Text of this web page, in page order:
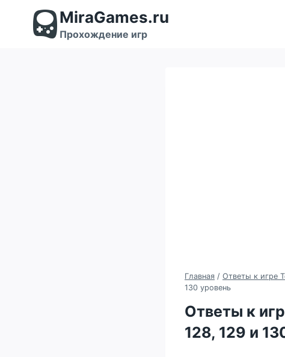
содержимому
MiraGames.ru
Прохождение игр
Главная / Ответы к игре
130 уровень
Ответы к
128, 129 и